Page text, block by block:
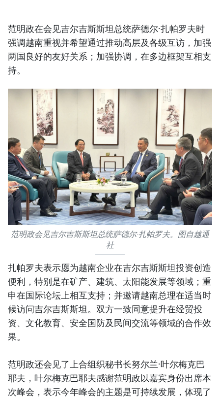
范明政在会见吉尔吉斯斯坦总统萨德尔·扎帕罗夫时
强调越南重视并希望通过推动高层及各级互访，加强
两国良好的友好关系；加强协调，在多边框架互相支
持。
范明政会见吉尔吉斯斯坦总统萨德尔·扎帕罗夫。图自越通
社
扎帕罗夫表示愿为越南企业在吉尔吉斯斯坦投资创造
便利，特别是在矿产、建筑、太阳能发展等领域；重
申在国际论坛上相互支持；并邀请越南总理在适当时
候访问吉尔吉斯斯坦。双方一致同意提升在经贸投
资、文化教育、安全国防及民间交流等领域的合作效
果。
范明政还会见了上合组织秘书长努尔兰·叶尔梅克巴
耶夫，叶尔梅克巴耶夫感谢范明政以嘉宾身份出席本
次峰会，表示今年峰会的主题是可持续发展，体现了